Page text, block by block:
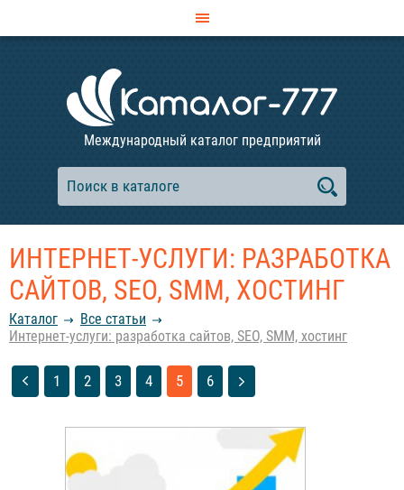
Международный каталог предприятий
ИНТЕРНЕТ-УСЛУГИ: РАЗРАБОТКА
САЙТОВ, SEO, SMM, ХОСТИНГ
Каталог
Все статьи
Интернет-услуги: разработка сайтов, SEO, SMM, хостинг
1 2 3 4 5 6